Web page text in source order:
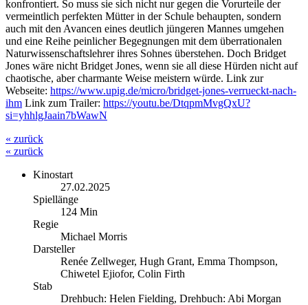
konfrontiert. So muss sie sich nicht nur gegen die Vorurteile der
vermeintlich perfekten Mütter in der Schule behaupten, sondern
auch mit den Avancen eines deutlich jüngeren Mannes umgehen
und eine Reihe peinlicher Begegnungen mit dem überrationalen
Naturwissenschaftslehrer ihres Sohnes überstehen. Doch Bridget
Jones wäre nicht Bridget Jones, wenn sie all diese Hürden nicht auf
chaotische, aber charmante Weise meistern würde. Link zur
Webseite: https://www.upig.de/micro/bridget-jones-verrueckt-nach-
ihm Link zum Trailer: https://youtu.be/DtqpmMvgQxU?
si=yhhlgJaain7bWawN
« zurück
« zurück
Kinostart
27.02.2025
Spiellänge
124 Min
Regie
Michael Morris
Darsteller
Renée Zellweger, Hugh Grant, Emma Thompson,
Chiwetel Ejiofor, Colin Firth
Stab
Drehbuch: Helen Fielding, Drehbuch: Abi Morgan